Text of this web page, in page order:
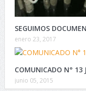
SEGUIMOS
enero 23, 2017
COMUNICADO N° 13
junio 05, 2015